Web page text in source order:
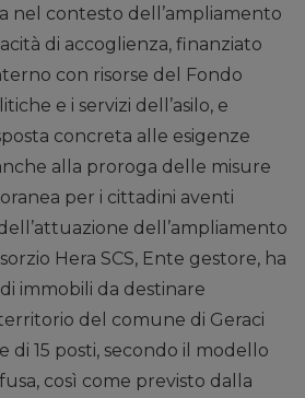
nel contesto dell’ampliamento
di accoglienza, finanziato
con risorse del Fondo
e i servizi dell’asilo, e
concreta alle esigenze
alla proroga delle misure
per i cittadini aventi
dell’ampliamento
Hera SCS, Ente gestore, ha
immobili da destinare
del comune di Geraci
di 15 posti, secondo il modello
così come previsto dalla